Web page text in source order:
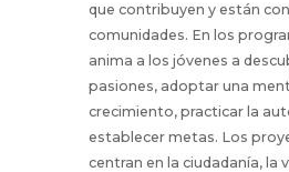
que contribuyen y están
comunidades. En los
anima a los jóvenes a
pasiones, adoptar una
crecimiento, practicar la
establecer metas. Los
centran en la ciudadanía, la